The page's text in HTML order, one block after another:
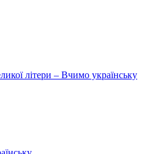
літери – Вчимо українську